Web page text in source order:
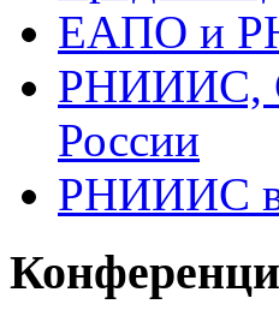
ЕАПО и
РНИИИС,
России
РНИИИС